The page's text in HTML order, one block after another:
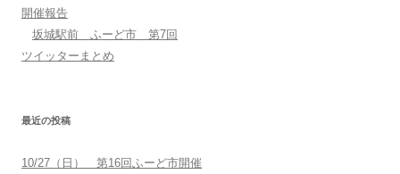
開催報告
坂城駅前 ふーど市 第7回
ツイッターまとめ
最近の投稿
10/27（日） 第16回ふーど市開催